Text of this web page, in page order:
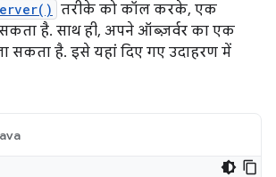
तरीके को कॉल करके, एक
है. साथ ही, अपने ऑब्ज़र्वर का एक
सकता है. इसे यहां दिए गए उदाहरण में